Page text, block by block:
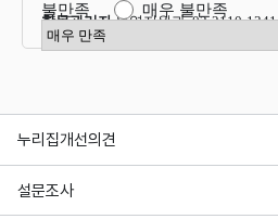
불만족
매우 불만족
만족도 점수 선택
항목관리자운영지원과 02-2110-1341
누리집개선의견
설문조사